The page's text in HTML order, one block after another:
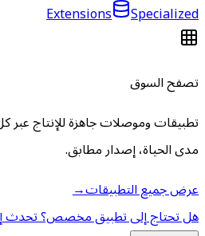
Extensions
Specialized
تصفح السوق
تطبيقات وموصلات جاهزة للإنتاج
مدى الحياة، إصدار مطابق.
عرض جميع التطبيقات→
هل تحتاج إلى تطبيق مخصص؟ تحدث